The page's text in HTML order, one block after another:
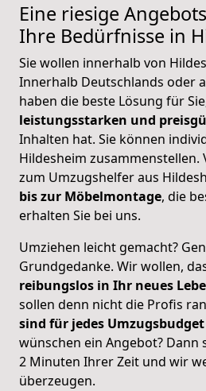
Eine riesige
Ihre Bedürfnisse in
Sie wollen innerhalb von
Innerhalb Deutschlands oder
haben die beste Lösung für
leistungsstarken und
Inhalten hat. Sie können
Hildesheim zusammenstellen.
zum Umzugshelfer aus
bis zur Möbelmontage, die
erhalten Sie bei uns.
Umziehen leicht gemacht?
Grundgedanke. Wir wollen,
reibungslos in Ihr neues
sollen denn nicht die Profis
sind für jedes
wünschen ein Angebot? Dann
2 Minuten Ihrer Zeit und wir
überzeugen.